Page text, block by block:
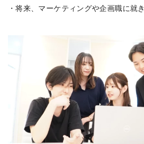
・将来、マーケティングや企画職に就